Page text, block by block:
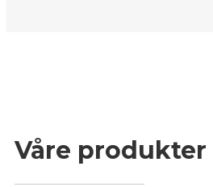
Våre produkter